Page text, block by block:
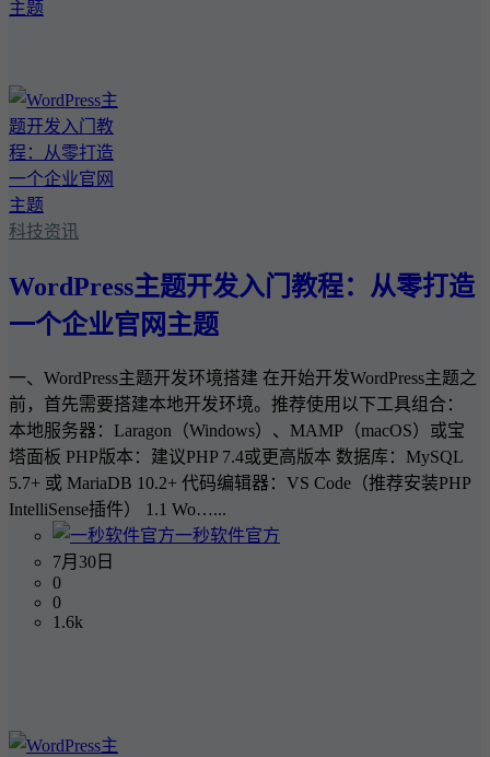
科技资讯
WordPress主题开发入门教程：从零打造
一个企业官网主题
一、WordPress主题开发环境搭建 在开始开发WordPress主题之
前，首先需要搭建本地开发环境。推荐使用以下工具组合：
本地服务器：Laragon（Windows）、MAMP（macOS）或宝
塔面板 PHP版本：建议PHP 7.4或更高版本 数据库：MySQL
5.7+ 或 MariaDB 10.2+ 代码编辑器：VS Code（推荐安装PHP
IntelliSense插件） 1.1 Wo…...
一秒软件官方
7月30日
0
0
1.6k